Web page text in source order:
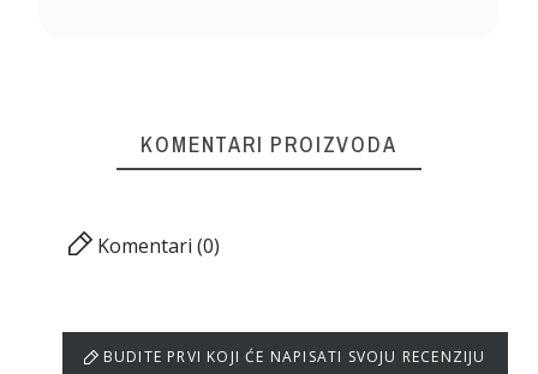
KOMENTARI PROIZVODA
Komentari (0)
BUDITE PRVI KOJI ĆE NAPISATI SVOJU RECENZIJU